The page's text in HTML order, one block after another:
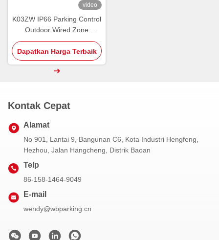
video
K03ZW IP66 Parking Control
Outdoor Wired Zone
Controller PGS RS485 Luar
ruangan
Dapatkan Harga Terbaik
Kontak Cepat
Alamat
No 901, Lantai 9, Bangunan C6, Kota Industri Hengfeng,
Hezhou, Jalan Hangcheng, Distrik Baoan
Telp
86-158-1464-9049
E-mail
wendy@wbparking.cn